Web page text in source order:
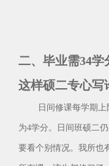
二、毕业需34学
这样硕二专心写
日间修课每学期
为4学分。日间班硕二
要看个别情况。我所也